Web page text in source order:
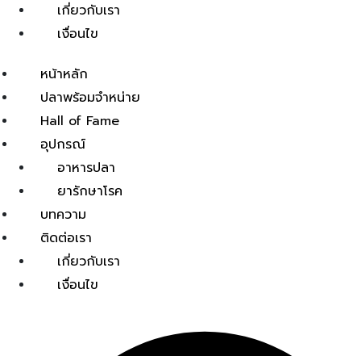
เกี่ยวกับเรา
เงื่อนไข
หน้าหลัก
ปลาพร้อมจำหน่าย
Hall of Fame
อุปกรณ์
อาหารปลา
ยารักษาโรค
บทความ
ติดต่อเรา
เกี่ยวกับเรา
เงื่อนไข